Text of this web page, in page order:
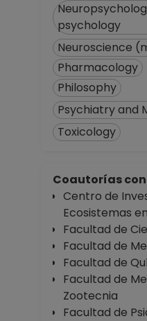
psychology
Neuroscience
Pharmacology
Philosophy
Psychiatry and
Toxicology
Coautorías con
Centro de
Ecosistemas
Facultad de
Facultad de
Facultad de
Facultad de
Zootecnia
Facultad de